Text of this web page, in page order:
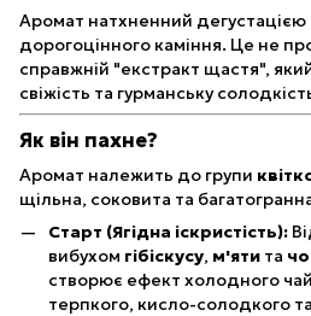
Аромат натхненний дегустацією
дорогоцінного каміння. Це не
справжній "екстракт щастя",
свіжість та гурманську
Як він пахне?
Аромат належить до групи
щільна, соковита та
Старт (Ягідна іскристість):
вибухом гібіскусу, м'яти та
створює ефект холодного
терпкого, кисло-солодкого